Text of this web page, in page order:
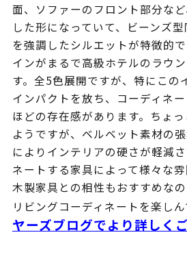
面、ソファーのフロント部分な
した形になっていて、ビーンズ
を強調したシルエットが特徴的
インがまるで高級ホテルのラウ
す。全5色展開ですが、特にこの
インパクトを放ち、コーディネ
ほどの存在感があります。ちょ
ようですが、ベルベット素材の
によりインテリアの硬さが軽減
ネートする家具によって様々な雰
木製家具との相性もおすすめな
リビングコーディネートを楽しん
ヤーズブログでより詳しく